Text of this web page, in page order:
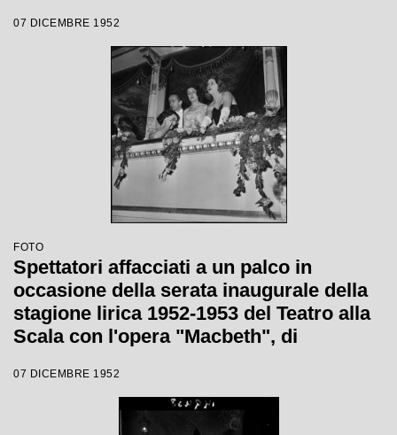
07 DICEMBRE 1952
FOTO
Spettatori affacciati a un palco in
occasione della serata inaugurale della
stagione lirica 1952-1953 del Teatro alla
Scala con l'opera "Macbeth", di
Sabata, con la regia di Carl Ebert
07 DICEMBRE 1952